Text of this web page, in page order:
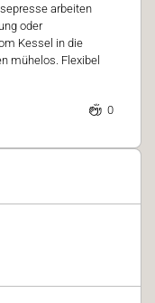
arbeiten
oder
Kessel in die
mühelos. Flexibel
0